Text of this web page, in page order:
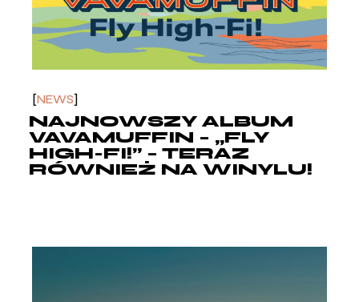
NEWS
NAJNOWSZY ALBUM
VAVAMUFFIN – „FLY
HIGH-FI!” – TERAZ
RÓWNIEŻ NA WINYLU!